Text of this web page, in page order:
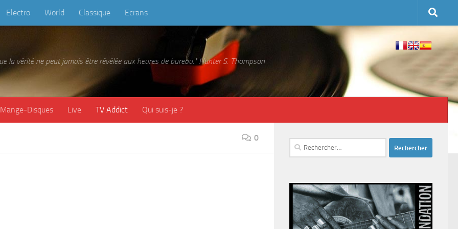
Electro World Classique Ecrans
la vérité ne peut jamais être révélée aux heures de bureau." Hunter S. Thompson
Mange-Disques Live TV Addict Qui suis-je ?
0
Rechercher :